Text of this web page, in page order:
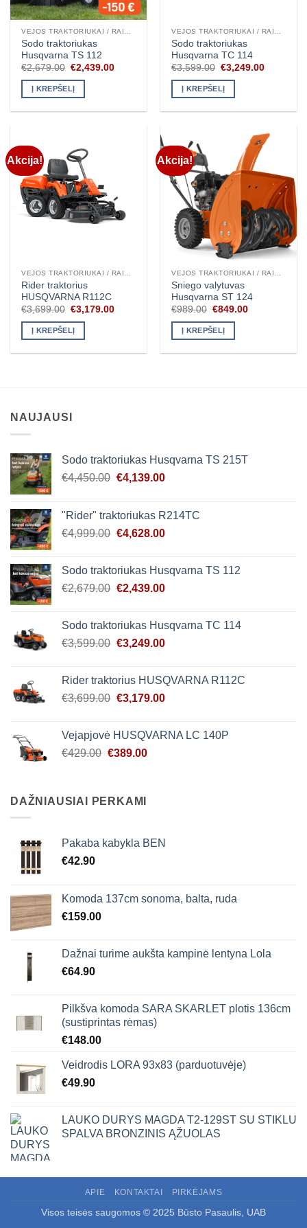
Sodo traktoriukas
Husqvarna TS 112
€2,679.00 Original
was:
€2,679.00.
€2,439.00Current
Į KREPŠELĮ
Sodo traktoriukas
Husqvarna TC 114
€3,599.00 Original
was:
€3,599.00.
€3,249.00Current
Į KREPŠELĮ
Akcija!
Rider traktorius
HUSQVARNA R112C
€3,699.00 Original
was:
€3,699.00.
€3,179.00Current
Į KREPŠELĮ
Akcija!
Sniego valytuvas
Husqvarna ST 124
€989.00 Original
was:
€989.00.
€849.00Current
Į KREPŠELĮ
NAUJAUSI
Sodo traktoriukas Husqvarna TS 215T
€4,450.00 Original
€4,450.00.
€4,139.00Current
€4,139.00.
"Rider" traktoriukas R214TC
€4,999.00 Original
€4,999.00.
€4,628.00Current
€4,628.00.
Sodo traktoriukas Husqvarna TS 112
€2,679.00 Original
€2,679.00.
€2,439.00Current
€2,439.00.
Sodo traktoriukas Husqvarna TC 114
€3,599.00 Original
€3,599.00.
€3,249.00Current
€3,249.00.
Rider traktorius HUSQVARNA R112C
€3,699.00 Original
€3,699.00.
€3,179.00Current
€3,179.00.
Vejapjovė HUSQVARNA LC 140P
€429.00 Original
€429.00.
€389.00Current
DAŽNIAUSIAI PERKAMI
Pakaba kabykla BEN
€42.90
Komoda 137cm sonoma, balta, ruda
€159.00
Dažnai turime aukšta kampinė lentyna Lola
€64.90
Pilkšva komoda SARA SKARLET plotis 136cm
(sustiprintas rėmas)
€148.00
Veidrodis LORA 93x83 (parduotuvėje)
€49.90
LAUKO DURYS MAGDA T2-129ST SU STIKLU
SPALVA BRONZINIS ĄŽUOLAS
APIE KONTAKTAI PIRKĖJAMS
Visos teisės saugomos © 2025 Būsto Pasaulis, UAB